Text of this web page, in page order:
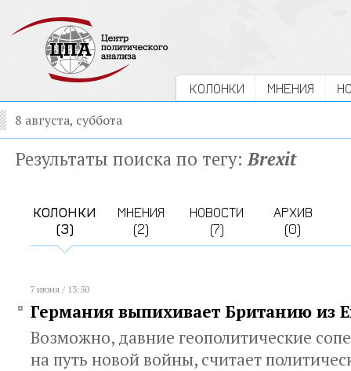
КОЛОНКИ МНЕНИЯ
8 августа, суббота
Результаты поиска по тегу:Brexit
КОЛОНКИ
(3)
МНЕНИЯ
(2)
НОВОСТИ
(7)
АРХИВ
(0)
7 июня / 13:50
Германия выпихивает Британию из
Возможно, давние геополитические
на путь новой войны, считает